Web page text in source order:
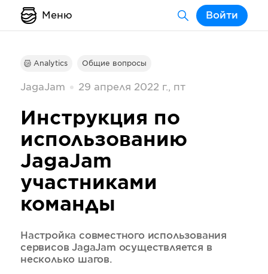
Меню Войти
Analytics Общие вопросы
JagaJam 29 апреля 2022 г., пт
Инструкция по
использованию
JagaJam
участниками
команды
Настройка совместного использования
сервисов JagaJam осуществляется в
несколько шагов.